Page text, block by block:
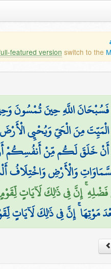
featured version switch to the
فَسُبْحَانَ اللَّهِ حِينَ تُمْسُونَ
مِنَ الْحَيِّ وَيُحْيِي
أَنْ خَلَقَ لَكُم مِّنْ أَنفُسِكُمْ
وَالْأَرْضِ وَاخْتِلَافُ
إِنَّ فِي ذَٰلِكَ لَآيَاتٍ لِّقَوْمٍ
مَوْتِهَا ۚ إِنَّ فِي ذَٰلِكَ لَآيَاتٍ